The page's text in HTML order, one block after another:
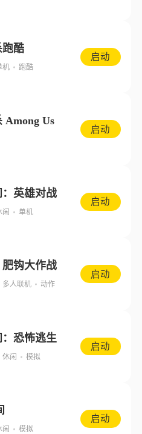
跑酷
机 跑酷
启动
Among Us
启动
英雄对战
闲 单机
启动
钩大作战
多人联机 动作
启动
恐怖逃生
休闲 模拟
启动
闲 模拟
启动